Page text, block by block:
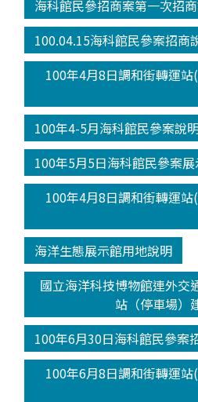
海科館民參招商案第一次招
100.04.15海科館民參案招商
100年4月8日調和街轉運
100年4-5月海科館民參案說
100年5月5日海科館民參案
100年4月8日調和街轉運
海洋生態展示館用地說明
國立海洋科技博物館連外交
站（停車場）
100年6月30日海科館民參案
100年6月8日調和街轉運